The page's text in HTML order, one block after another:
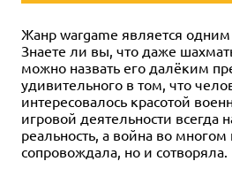
Жанр wargame является
Знаете ли вы, что даже
можно назвать его далёким
удивительного в том, что
интересовалось красотой
игровой деятельности всегда
реальность, а война во многом
сопровождала, но и сотворяла.